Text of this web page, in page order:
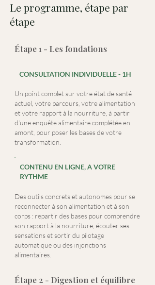
Le programme, étape par
étape
Étape 1 - Les fondations
CONSULTATION INDIVIDUELLE - 1H
Un point complet sur votre état de santé
actuel, votre parcours, votre alimentation
et votre rapport à la nourriture, à partir
d'une enquête alimentaire complétée en
amont, pour poser les bases de votre
transformation.
CONTENU EN LIGNE, A VOTRE
RYTHME
Des outils concrets et autonomes pour se
reconnecter à son alimentation et à son
corps : repartir des bases pour comprendre
son rapport à la nourriture, écouter ses
sensations et sortir du pilotage
automatique ou des injonctions
alimentaires.
Étape 2 - Digestion et équilibre